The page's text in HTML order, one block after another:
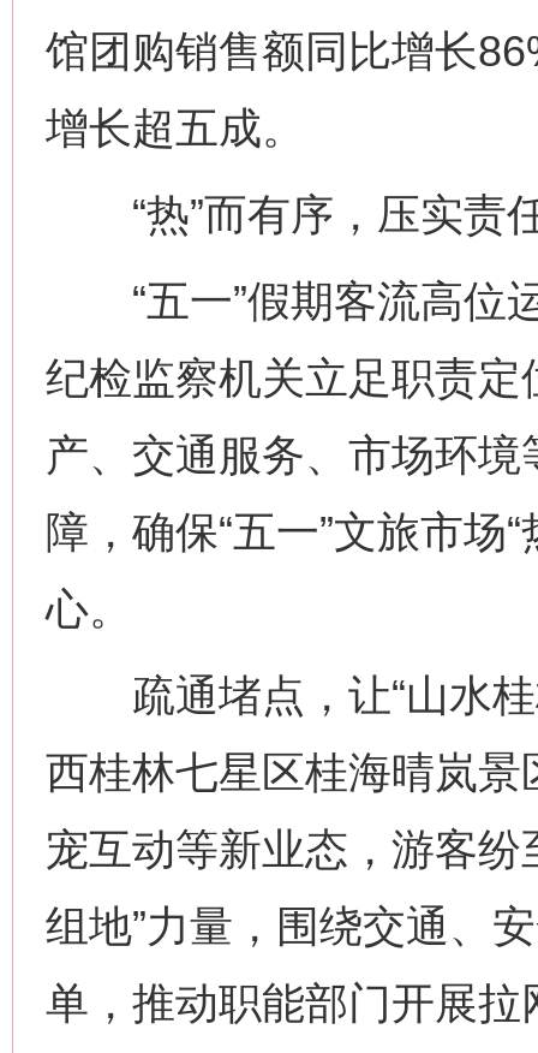
馆团购销售额同比增长
增长超五成。
“热”而有序，压实责
“五一”假期客流高位
纪检监察机关立足职责
产、交通服务、市场环
障，确保“五一”文旅市场
心。
疏通堵点，让“山水桂
西桂林七星区桂海晴岚
宠互动等新业态，游客
组地”力量，围绕交通、
单，推动职能部门开展